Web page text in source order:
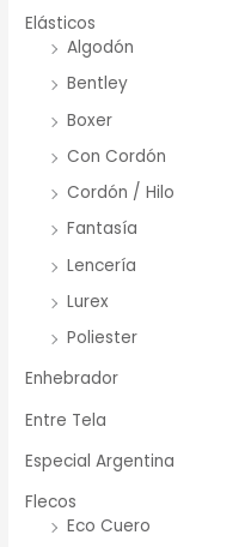
Elásticos
Algodón
Bentley
Boxer
Con Cordón
Cordón / Hilo
Fantasía
Lencería
Lurex
Poliester
Enhebrador
Entre Tela
Especial Argentina
Flecos
Eco Cuero